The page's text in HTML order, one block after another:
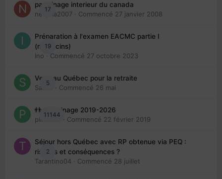
17
parrainage interieur du canada
nedjma2007 · Commencé 27 janvier 2008
19
Préparation à l'examen EACMC partie I
(médecins)
Ino · Commencé 27 octobre 2023
5
Venir au Québec pour la retraite
Sab74
· Commencé 26 mai
11144
👬 Parrainage 2019-2026
piinoush · Commencé 22 février 2019
2
Séjour hors Québec avec RP obtenue via PEQ :
risques et conséquences ?
Tarantino04 · Commencé 28 juillet